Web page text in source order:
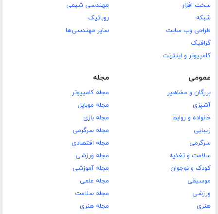
سخت افزار
شبکه
طراحی وب سایت
گرافیک
کامپیوتر و اینترنت
مهندسی شیمی
روباتیک
سایر مهندسی‌ها
عمومی
بزرگان و مشاهیر
آشپزی
خانواده و روابط
زیبایی
سرگرمی
سلامت و تغذیه
کودک و نوجوان
موسیقی
ورزشی
هنری
مجله
مجله کامپیوتر
مجله موبایل
مجله بازی
مجله سرگرمی
مجله اقتصادی
مجله ورزشی
مجله آموزشی
مجله علمی
مجله سلامت
مجله هنری